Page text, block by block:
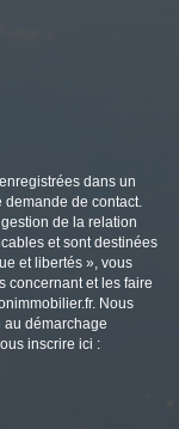
dans un
demande de contact.
de la relation
et sont destinées
et libertés », vous
concernant et les faire
Nous
au démarchage
inscrire ici :